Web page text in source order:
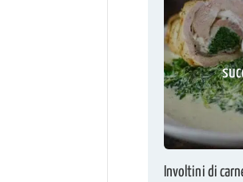
Involtini di